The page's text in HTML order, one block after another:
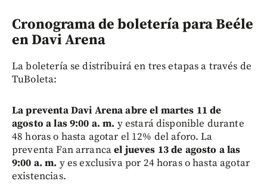
Cronograma de boletería para Beéle
en Davi Arena
La boletería se distribuirá en tres etapas a través de
TuBoleta:
La preventa Davi Arena abre el martes 11 de
agosto a las 9:00 a. m. y estará disponible durante
48 horas o hasta agotar el 12% del aforo. La
preventa Fan arrancael jueves 13 de agosto a las
9:00 a. m. y es exclusiva por 24 horas o hasta agotar
existencias.